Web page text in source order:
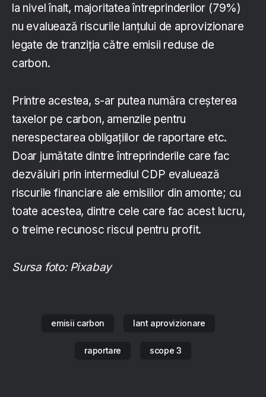
la nivel înalt, majoritatea întreprinderilor (79%)
nu evaluează riscurile lanțului de aprovizionare
legate de tranziția către emisii reduse de
carbon.
Printre acestea, s-ar putea număra creșterea
taxelor pe carbon, amenzile pentru
nerespectarea obligațiilor de raportare etc.
Doar jumătate dintre întreprinderile care fac
dezvăluiri prin intermediul CDP evaluează
riscurile financiare ale emisiilor din amonte; cu
toate acestea, dintre cele care fac acest lucru,
o treime recunosc riscul pentru profit.
Sursa foto: Pixabay
emisii carbon lant aprovizionare
raportare scope 3